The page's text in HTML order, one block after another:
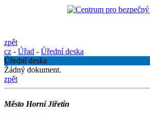
zpět
cz - Úřad - Úřední deska
Úřední deska
Žádný dokument.
zpět
Město Horní Jiřetín